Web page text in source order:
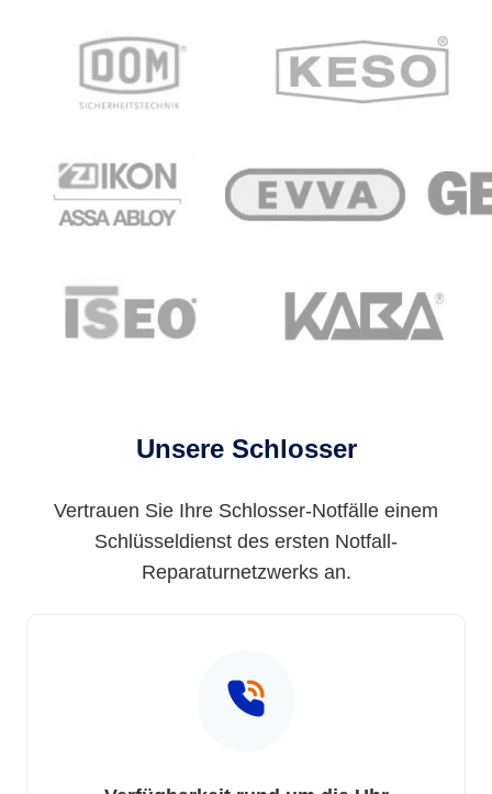
Unsere Schlosser
Vertrauen Sie Ihre Schlosser-Notfälle einem
Schlüsseldienst des ersten Notfall-
Reparaturnetzwerks an.